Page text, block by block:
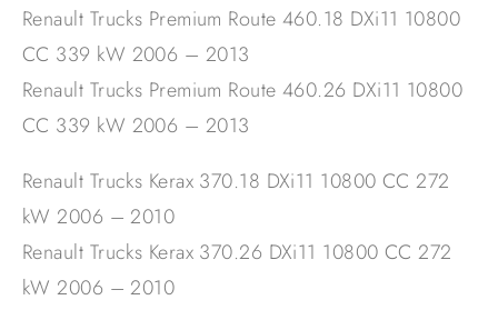
Renault Trucks Premium Route 460.18 DXi11 10800
CC 339 kW 2006 – 2013
Renault Trucks Premium Route 460.26 DXi11 10800
CC 339 kW 2006 – 2013
Renault Trucks Kerax 370.18 DXi11 10800 CC 272
kW 2006 – 2010
Renault Trucks Kerax 370.26 DXi11 10800 CC 272
kW 2006 – 2010